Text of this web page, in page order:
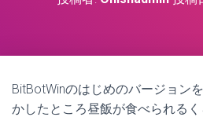
BitBotWinのはじめのバージョン
かしたところ昼飯が食べられるく